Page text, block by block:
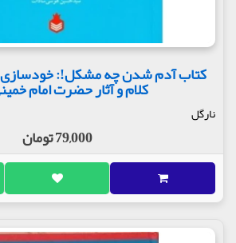
کتاب آدم شدن چه مشکل!:
کلام و آثار حضرت امام
نارگل
79,000 تومان